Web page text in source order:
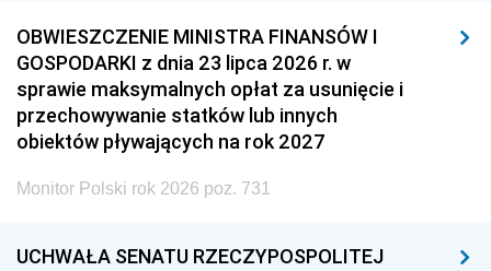
OBWIESZCZENIE MINISTRA FINANSÓW I
GOSPODARKI z dnia 23 lipca 2026 r. w
sprawie maksymalnych opłat za usunięcie i
przechowywanie statków lub innych
obiektów pływających na rok 2027
Monitor Polski rok 2026 poz. 731
UCHWAŁA SENATU RZECZYPOSPOLITEJ